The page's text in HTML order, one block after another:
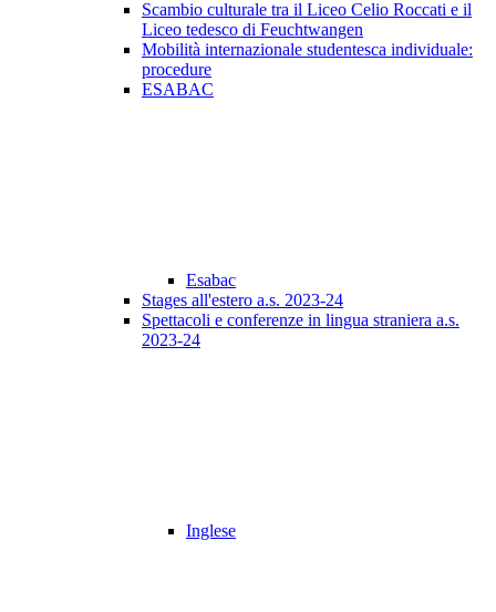
Scambio culturale tra il Liceo Celio Roccati e il
Liceo tedesco di Feuchtwangen
Mobilità internazionale studentesca individuale:
procedure
ESABAC
Esabac
Stages all'estero a.s. 2023-24
Spettacoli e conferenze in lingua straniera a.s.
2023-24
Inglese